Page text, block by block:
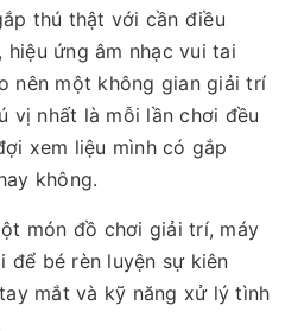
thú thật với cần điều
hiệu ứng âm nhạc vui tai
nên một không gian giải trí
vị nhất là mỗi lần chơi đều
xem liệu mình có gắp
không.
món đồ chơi giải trí, máy
để bé rèn luyện sự kiên
mắt và kỹ năng xử lý tình